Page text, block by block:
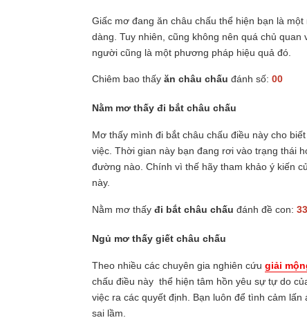
Giấc mơ đang ăn châu chấu thể hiện bạn là
dàng. Tuy nhiên, cũng không nên quá chủ
người cũng là một phương pháp hiệu quả đó.
Chiêm bao thấy ăn châu chấu đánh số: 00
Nằm mơ thấy đi bắt châu chấu
Mơ thấy mình đi bắt châu chấu điều này cho
việc. Thời gian này bạn đang rơi vào trạng thái
đường nào. Chính vì thế hãy tham khảo ý kiến
này.
Nằm mơ thấy đi bắt châu chấu đánh đề con:
Ngủ mơ thấy giết châu chấu
Theo nhiều các chuyên gia nghiên cứu giải
chấu điều này thể hiện tâm hồn yêu sự tự do
việc ra các quyết định. Bạn luôn để tình cảm
sai lầm.